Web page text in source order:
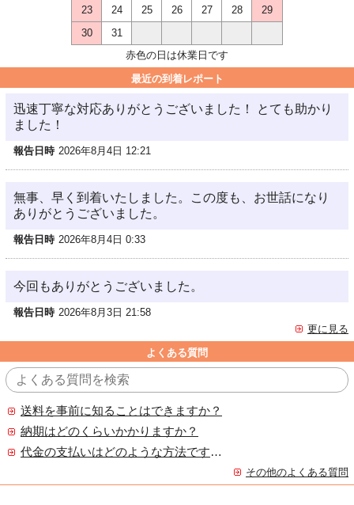
23
24 25 26 27 28
29
30
31
赤色の日は休業日です
最近の到着レポート
迅速丁寧な対応ありがとうございました！ とても助かり
ました！
報告日時 2026年8月4日 12:21
無事、早く到着いたしました。この度も、お世話になり
ありがとうございました。
報告日時 2026年8月4日 0:33
今回もありがとうございました。
報告日時 2026年8月3日 21:58
更に見る
よくある質問
送料を事前に知ることはできますか？
納期はどのくらいかかりますか？
代金の支払いはどのような方法ですか？
その他のよくある質問